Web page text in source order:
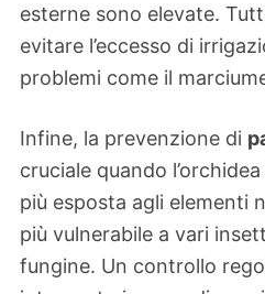
esterne sono elevate.
evitare l’eccesso di
problemi come il
Infine, la prevenzione di
cruciale quando
più esposta agli elementi
più vulnerabile a vari
fungine. Un controllo